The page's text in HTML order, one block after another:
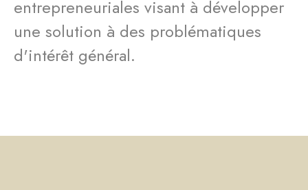
entrepreneuriales visant à développer
une solution à des problématiques
d'intérêt général.